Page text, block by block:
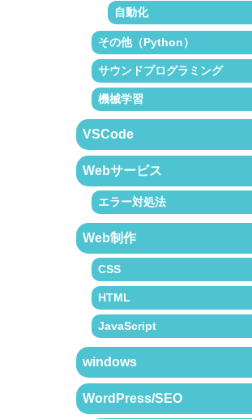
自動化
その他（Python）
サウンドプログラミング
機械学習
VSCode
Webサービス
エラー対処法
Web制作
CSS
HTML
JavaScript
windows
WordPress/SEO